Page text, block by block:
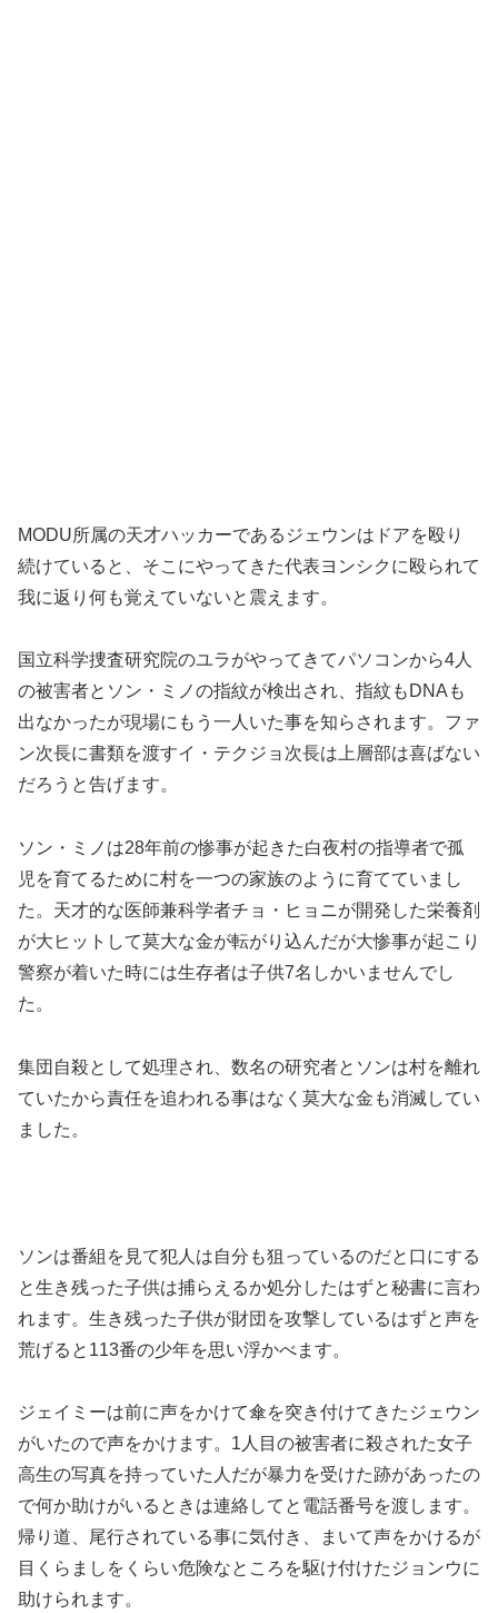
MODU所属の天才ハッカーであるジェウンはドアを殴り
続けていると、そこにやってきた代表ヨンシクに殴られて
我に返り何も覚えていないと震えます。
国立科学捜査研究院のユラがやってきてパソコンから4人
の被害者とソン・ミノの指紋が検出され、指紋もDNAも
出なかったが現場にもう一人いた事を知らされます。ファ
ン次長に書類を渡すイ・テクジョ次長は上層部は喜ばない
だろうと告げます。
ソン・ミノは28年前の惨事が起きた白夜村の指導者で孤
児を育てるために村を一つの家族のように育てていまし
た。天才的な医師兼科学者チョ・ヒョニが開発した栄養剤
が大ヒットして莫大な金が転がり込んだが大惨事が起こり
警察が着いた時には生存者は子供7名しかいませんでし
た。
集団自殺として処理され、数名の研究者とソンは村を離れ
ていたから責任を追われる事はなく莫大な金も消滅してい
ました。
ソンは番組を見て犯人は自分も狙っているのだと口にする
と生き残った子供は捕らえるか処分したはずと秘書に言わ
れます。生き残った子供が財団を攻撃しているはずと声を
荒げると113番の少年を思い浮かべます。
ジェイミーは前に声をかけて傘を突き付けてきたジェウン
がいたので声をかけます。1人目の被害者に殺された女子
高生の写真を持っていた人だが暴力を受けた跡があったの
で何か助けがいるときは連絡してと電話番号を渡します。
帰り道、尾行されている事に気付き、まいて声をかけるが
目くらましをくらい危険なところを駆け付けたジョンウに
助けられます。